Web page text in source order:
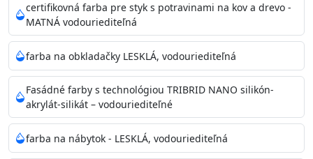
Skladovanie
48 mesiacov v orig. uzavretých obaloch medzi 5°C až
25°C
certifikovná farba pre styk s potravinami na kov a drevo -
MATNÁ vodouriediteľná
farba na obkladačky LESKLÁ, vodouriediteľná
Fasádné farby s technológiou TRIBRID NANO silikón-
akrylát-silikát – vodouriediteľné
farba na nábytok - LESKLÁ, vodouriediteľná